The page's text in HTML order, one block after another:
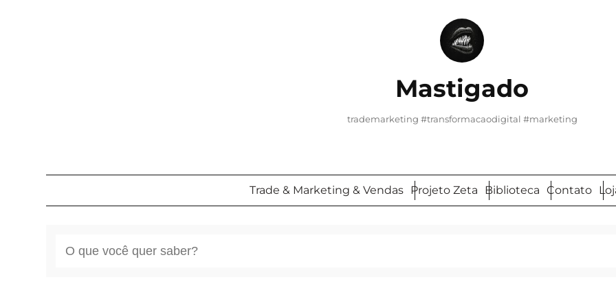
Mastigado
trademarketing #transformacaodigital #marketing
Trade & Marketing & Vendas Projeto Zeta Biblioteca Contato